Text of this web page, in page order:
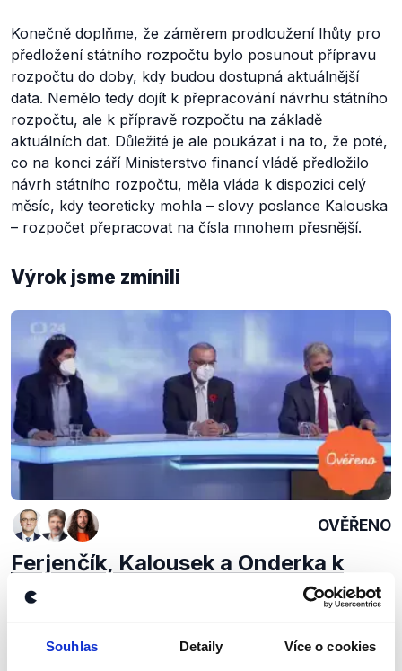
Souhlas Detaily Více o cookies
Konečně doplňme, že záměrem prodloužení lhůty pro
předložení státního rozpočtu bylo posunout přípravu
rozpočtu do doby, kdy budou dostupná aktuálnější
data. Nemělo tedy dojít k přepracování návrhu státního
rozpočtu, ale k přípravě rozpočtu na základě
aktuálních dat. Důležité je ale poukázat i na to, že poté,
co na konci září Ministerstvo financí vládě předložilo
návrh státního rozpočtu, měla vláda k dispozici celý
měsíc, kdy teoreticky mohla – slovy poslance Kalouska
– rozpočet přepracovat na čísla mnohem přesnější.
Výrok jsme zmínili
OVĚŘENO
Ferjenčík, Kalousek a Onderka k
rozpočtu
19. listopadu 2020
V pořadu Události Komentáře se po projednávání